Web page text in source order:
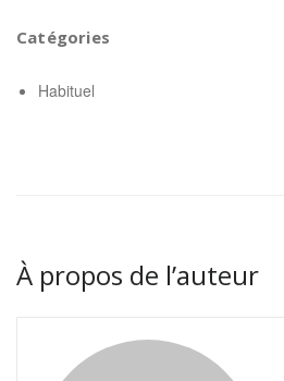
Catégories
Habituel
À propos de l’auteur